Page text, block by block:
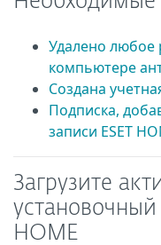
Удалено любое
компьютере
Создана
Подписка,
записи ESET
Загрузите
установочный
HOME